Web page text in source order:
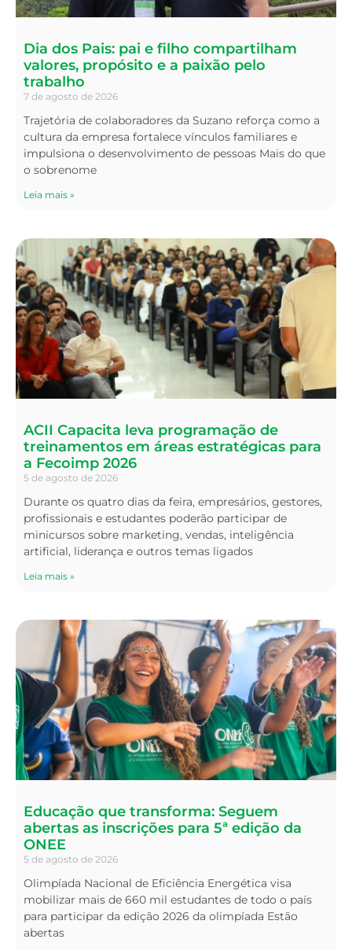
Dia dos Pais: pai e filho compartilham
valores, propósito e a paixão pelo
trabalho
7 de agosto de 2026
Trajetória de colaboradores da Suzano reforça como a
cultura da empresa fortalece vínculos familiares e
impulsiona o desenvolvimento de pessoas Mais do que
o sobrenome
Leia mais »
ACII Capacita leva programação de
treinamentos em áreas estratégicas para
a Fecoimp 2026
5 de agosto de 2026
Durante os quatro dias da feira, empresários, gestores,
profissionais e estudantes poderão participar de
minicursos sobre marketing, vendas, inteligência
artificial, liderança e outros temas ligados
Leia mais »
Educação que transforma: Seguem
abertas as inscrições para 5ª edição da
ONEE
5 de agosto de 2026
Olimpíada Nacional de Eficiência Energética visa
mobilizar mais de 660 mil estudantes de todo o país
para participar da edição 2026 da olimpíada Estão
abertas